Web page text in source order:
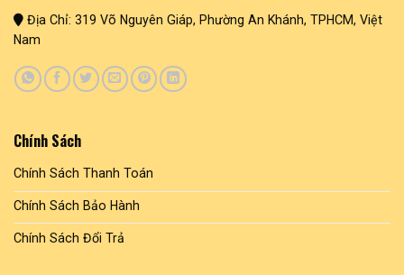
Địa Chỉ: 319 Võ Nguyên Giáp, Phường An Khánh, TPHCM, Việt
Nam
Chính Sách
Chính Sách Thanh Toán
Chính Sách Bảo Hành
Chính Sách Đổi Trả